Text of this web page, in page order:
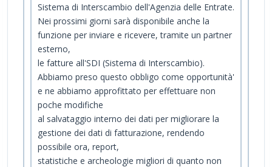
Sistema di Interscambio dell'Agenzia delle Entrate.
Nei prossimi giorni sarà disponibile anche la
funzione per inviare e ricevere, tramite un partner
esterno,
le fatture all'SDI (Sistema di Interscambio).
Abbiamo preso questo obbligo come opportunità'
e ne abbiamo approfittato per effettuare non
poche modifiche
al salvataggio interno dei dati per migliorare la
gestione dei dati di fatturazione, rendendo
possibile ora, report,
statistiche e archeologie migliori di quanto non